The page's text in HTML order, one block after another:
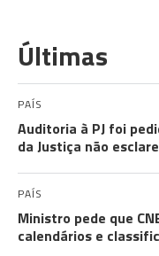
Últimas
PAÍS
Auditoria à PJ foi
da Justiça não
PAÍS
Ministro pede que
calendários e